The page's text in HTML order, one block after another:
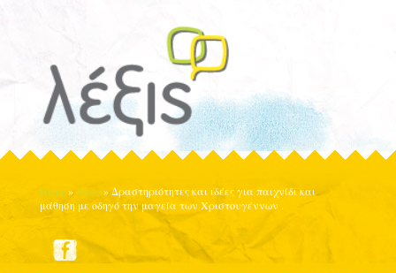
Home » News »Δραστηριότητες και ιδέες για παιχνίδι και
μάθηση με οδηγό την μαγεία των Χριστουγέννων .